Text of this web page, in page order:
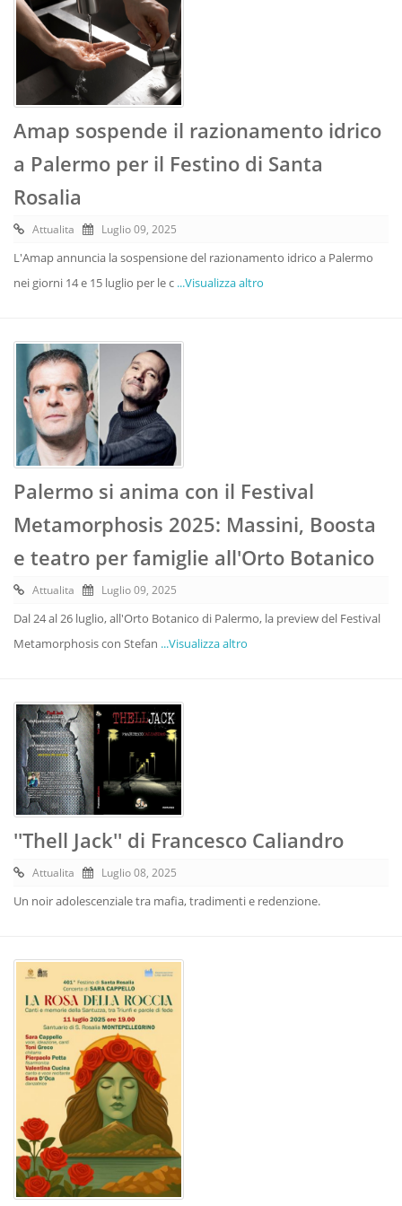
Amap sospende il razionamento idrico
a Palermo per il Festino di Santa
Rosalia
Attualita Luglio 09, 2025
L'Amap annuncia la sospensione del razionamento idrico a Palermo
nei giorni 14 e 15 luglio per le c ...Visualizza altro
Palermo si anima con il Festival
Metamorphosis 2025: Massini, Boosta
e teatro per famiglie all'Orto Botanico
Attualita Luglio 09, 2025
Dal 24 al 26 luglio, all'Orto Botanico di Palermo, la preview del Festival
Metamorphosis con Stefan ...Visualizza altro
''Thell Jack'' di Francesco Caliandro
Attualita Luglio 08, 2025
Un noir adolescenziale tra mafia, tradimenti e redenzione.